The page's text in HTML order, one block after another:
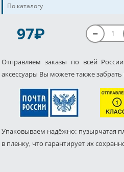
По каталогу
97P
Отправляем заказы по всей
аксессуары Вы можете также
Упаковываем надёжно: пузырчатая
в пленку, что гарантирует их